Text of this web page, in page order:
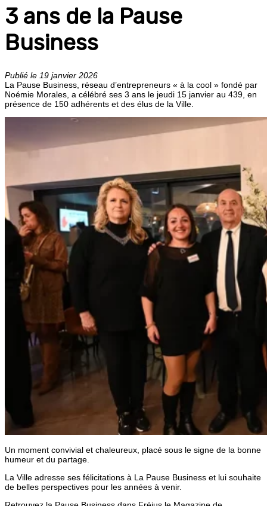
3 ans de la Pause
Business
Publié le 19 janvier 2026
La Pause Business, réseau d’entrepreneurs « à la cool » fondé par
Noémie Morales, a célébré ses 3 ans le jeudi 15 janvier au 439, en
présence de 150 adhérents et des élus de la Ville.
Un moment convivial et chaleureux, placé sous le signe de la bonne
humeur et du partage.
La Ville adresse ses félicitations à La Pause Business et lui souhaite
de belles perspectives pour les années à venir.